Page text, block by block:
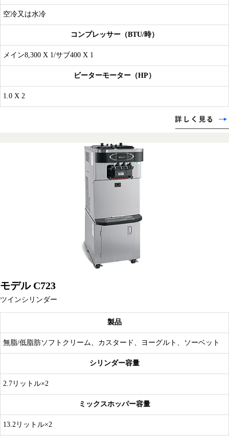
空冷又は水冷
コンプレッサー（BTU/時）
メイン8,300 X 1/サブ400 X 1
ビーターモーター（HP）
1.0 X 2
モデル C723
ツインシリンダー
製品
無脂/低脂肪ソフトクリーム、カスタード、ヨーグルト、ソーベット
シリンダー容量
2.7リットル×2
ミックスホッパー容量
13.2リットル×2